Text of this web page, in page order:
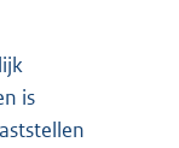
is